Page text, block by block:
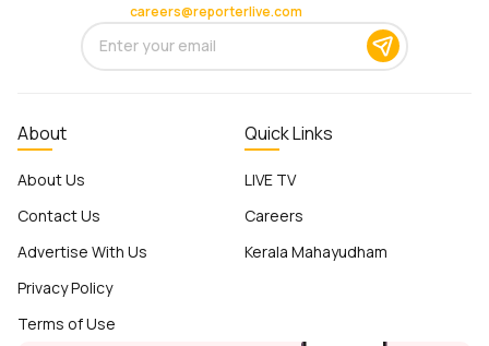
careers@reporterlive.com
About
About Us
Contact Us
Advertise With Us
Privacy Policy
Terms of Use
Quick Links
LIVE TV
Careers
Kerala Mahayudham